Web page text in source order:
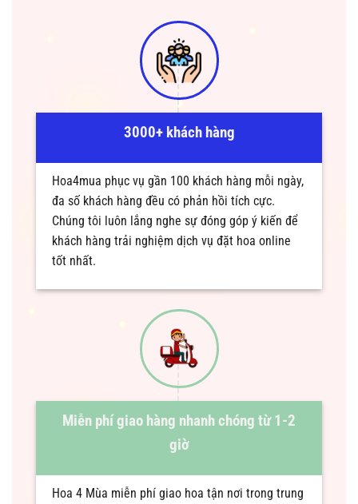
3000+ khách hàng
Hoa4mua phục vụ gần 100 khách hàng mỗi ngày,
đa số khách hàng đều có phản hồi tích cực.
Chúng tôi luôn lắng nghe sự đóng góp ý kiến để
khách hàng trải nghiệm dịch vụ đặt hoa online
tốt nhất.
Miễn phí giao hàng nhanh chóng từ 1-2
giờ
Hoa 4 Mùa miễn phí giao hoa tận nơi trong trung